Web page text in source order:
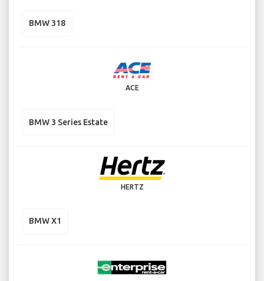
BMW 318
ACE
BMW 3 Series Estate
HERTZ
BMW X1